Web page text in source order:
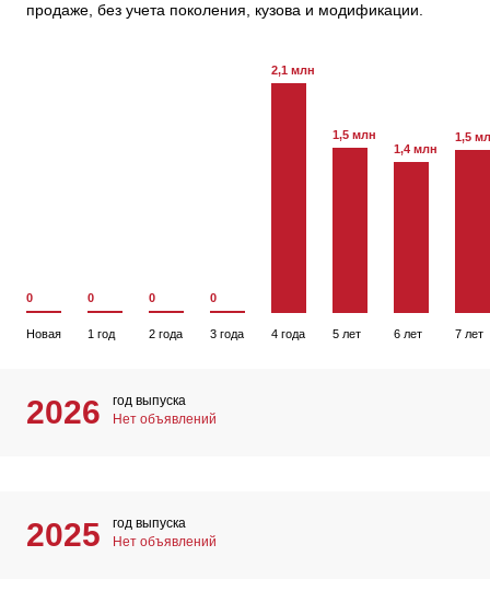
продаже, без учета поколения, кузова и модификации.
0
Новая
0
1 год
0
2 года
0
3 года
2,1 млн
4 года
1,5 млн
5 лет
1,4 млн
6 лет
1,5
7 лет
2026
год выпуска
Нет объявлений
2025
год выпуска
Нет объявлений